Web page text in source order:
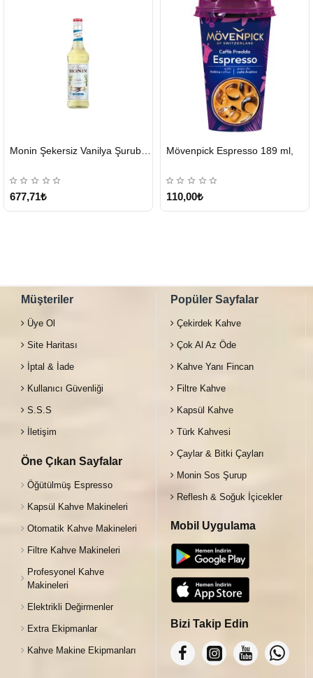
GÖNDERİ
677,71₺
Mövenpick Espresso 189 ml,
110,00₺
Müşteriler
Üye Ol
Site Haritası
İptal & İade
Kullanıcı Güvenliği
S.S.S
İletişim
Öne Çıkan Sayfalar
Öğütülmüş Espresso
Kapsül Kahve Makineleri
Otomatik Kahve Makineleri
Filtre Kahve Makineleri
Profesyonel Kahve
Makineleri
Elektrikli Değirmenler
Extra Ekipmanlar
Kahve Makine Ekipmanları
Popüler Sayfalar
Çekirdek Kahve
Çok Al Az Öde
Kahve Yanı Fincan
Filtre Kahve
Kapsül Kahve
Türk Kahvesi
Çaylar & Bitki Çayları
Monin Sos Şurup
Reflesh & Soğuk İçicekler
Mobil Uygulama
Bizi Takip Edin